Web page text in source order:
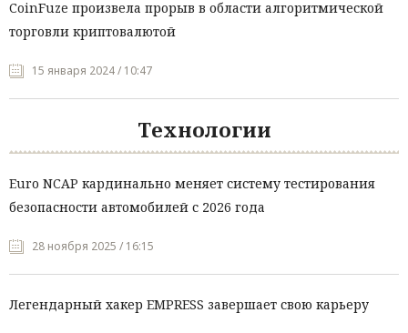
CoinFuze произвела прорыв в области алгоритмической
торговли криптовалютой
15 января 2024 / 10:47
Технологии
Euro NCAP кардинально меняет систему тестирования
безопасности автомобилей с 2026 года
28 ноября 2025 / 16:15
Легендарный хакер EMPRESS завершает свою карьеру